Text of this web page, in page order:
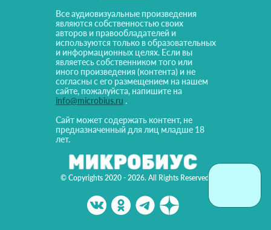
© Copyrights 2020 - 2026. All Rights Reserved!
Все аудиовизуальные произведения
являются собственностью своих
авторов и правообладателей и
используются только в образовательных
и информационных целях. Если вы
являетесь собственником того или
иного произведения (контента) и не
согласны с его размещением на нашем
сайте, пожалуйста, напишите на
info@microbius.ru .
Сайт может содержать контент, не
предназначенный для лиц младше 18
лет.